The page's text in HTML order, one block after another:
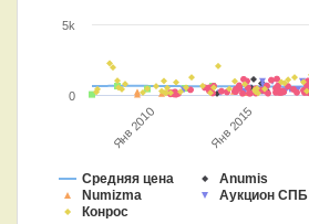
Средняя цена Anumis
Numizma
Аукцион СПБ
Конрос
Янв 2010 Янв 2015
0
5k